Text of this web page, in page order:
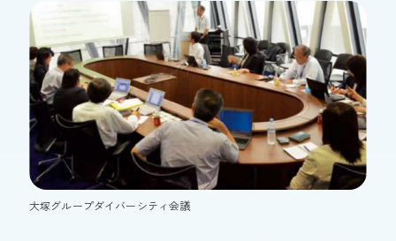
採用情報
大塚製薬陸上競技部
大塚ホールディングス 大塚製薬 大鵬薬品工業
大塚倉庫
大塚化学
大塚食品 大塚メディカルデバイス
大塚グループダイバーシティ会議